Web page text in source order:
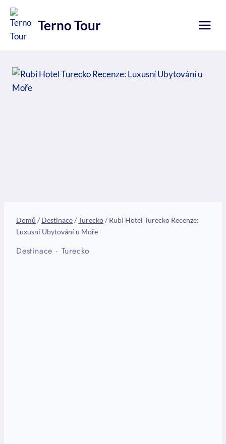
Přeskočit
obsah
Terno Tour
Domů / Destinace/Turecko/ Rubi Hotel Turecko Recenze:
Luxusní Ubytování u Moře
Destinace · Turecko